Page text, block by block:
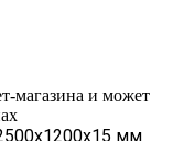
магазина и может
мм